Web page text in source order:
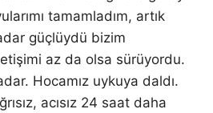
tamamladım, artık
güçlüydü bizim
az da olsa sürüyordu.
Hocamız uykuya daldı.
acısız 24 saat daha